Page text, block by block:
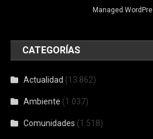
Managed
CATEGORÍAS
Actualidad (13.862)
Ambiente (1.037)
Comunidades (1.518)